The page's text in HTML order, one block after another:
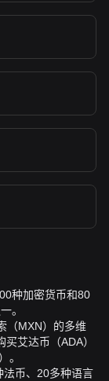
种加密货币和80
。
（MXN）的多维
艾达币（ADA）
。
法币、20多种语言